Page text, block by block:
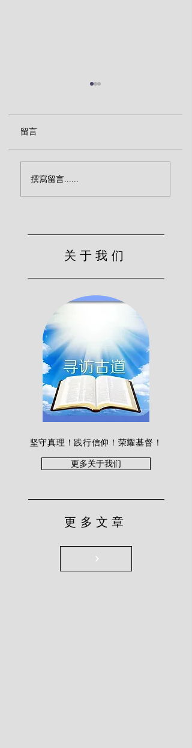
留言
撰寫留言......
关于我们
坚守真理！践行信仰！荣耀基督！
更多关于我们
更多文章